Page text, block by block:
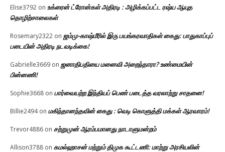
Elise3792 on உக்ரைன் ட்ரோன்கள் அதிரடி : அழிக்கப்பட்ட ரஷ்ய ஆயுத
தொழிற்சாலைகள்
Rosemary2322 on ஜம்மு-காஷ்மீரில் இரு பயங்கரவாதிகள் கைது: பாதுகாப்புப்
படையின் அதிரடி நடவடிக்கை!
Gabrielle3669 on ஜனாதிபதியை மனைவி அறைந்தாரா? உண்மையின்
பின்னணி!
Sophie3668 on பார்வையற்ற இந்தியப் பெண் படைத்த வரலாற்று சாதனை!
Billie2494on மகிந்தானந்தவின் கைது : வெடி கொளுத்தி மக்கள் ஆரவாரம்!
Trevor4886 on சற்றுமுன் ஆரம்பமானது நாடாளுமன்றம்
Allison3788 on கமல்ஹாசன் மற்றும் திமுக கூட்டணி: மாற்று அரசியலின்